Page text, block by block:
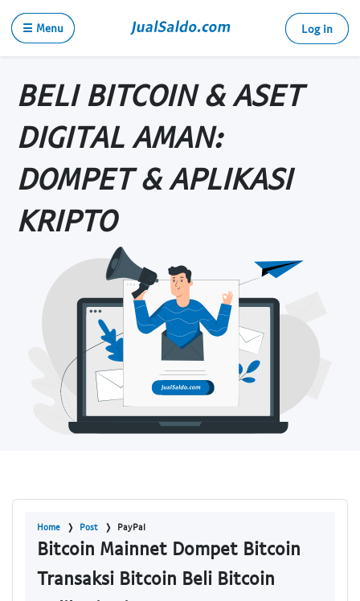
☰ Menu Log in
BELI BITCOIN & ASET
DIGITAL AMAN:
DOMPET & APLIKASI
KRIPTO
Home Post PayPal
Bitcoin Mainnet Dompet Bitcoin
Transaksi Bitcoin Beli Bitcoin